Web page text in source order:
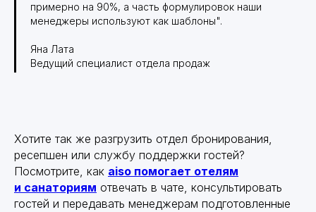
примерно на 90%, а часть формулировок наши
менеджеры используют как шаблоны".
Яна Лата
Ведущий специалист отдела продаж
Хотите так же разгрузить отдел бронирования,
ресепшен или службу поддержки гостей?
Посмотрите, как aiso помогает отелям
и санаториям отвечать в чате, консультировать
гостей и передавать менеджерам подготовленные